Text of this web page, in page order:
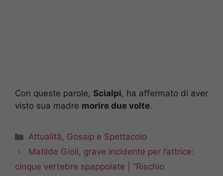
Con queste parole, Scialpi, ha affermato di aver
visto sua madre morire due volte.
Categorie
Attualità , Gossip e Spettacolo
Matilde Gioli, grave incidente per l’attrice:
cinque vertebre spappolate | “Rischio